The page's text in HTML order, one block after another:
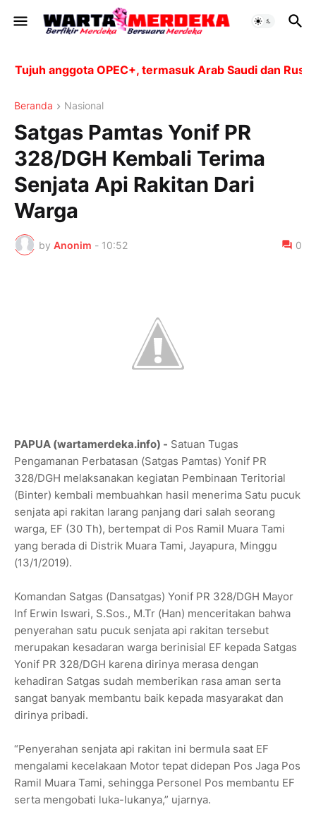
anggota OPEC+, termasuk Arab Saudi dan Rusia,
Beranda Nasional
Satgas Pamtas Yonif PR
328/DGH Kembali Terima
Senjata Api Rakitan Dari
Warga
by Anonim - 10:52 0
PAPUA (wartamerdeka.info) - Satuan Tugas
Pengamanan Perbatasan (Satgas Pamtas) Yonif PR
328/DGH melaksanakan kegiatan Pembinaan Teritorial
(Binter) kembali membuahkan hasil menerima Satu pucuk
senjata api rakitan larang panjang dari salah seorang
warga, EF (30 Th), bertempat di Pos Ramil Muara Tami
yang berada di Distrik Muara Tami, Jayapura, Minggu
(13/1/2019).
Komandan Satgas (Dansatgas) Yonif PR 328/DGH Mayor
Inf Erwin Iswari, S.Sos., M.Tr (Han) menceritakan bahwa
penyerahan satu pucuk senjata api rakitan tersebut
merupakan kesadaran warga berinisial EF kepada Satgas
Yonif PR 328/DGH karena dirinya merasa dengan
kehadiran Satgas sudah memberikan rasa aman serta
sangat banyak membantu baik kepada masyarakat dan
dirinya pribadi.
“Penyerahan senjata api rakitan ini bermula saat EF
mengalami kecelakaan Motor tepat didepan Pos Jaga Pos
Ramil Muara Tami, sehingga Personel Pos membantu EF
serta mengobati luka-lukanya,” ujarnya.